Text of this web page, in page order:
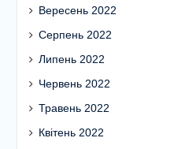
Вересень 2022
Серпень 2022
Липень 2022
Червень 2022
Травень 2022
Квітень 2022